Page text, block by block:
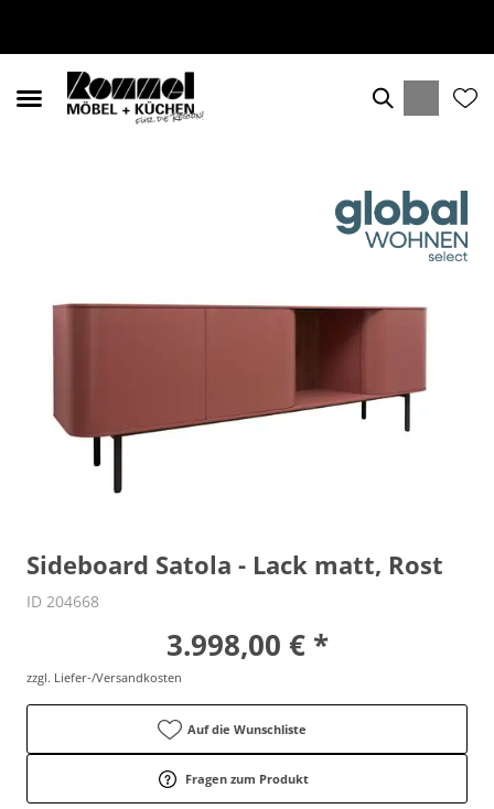
Sideboard Satola - Lack matt, Rost
ID 204668
3.998,00 € *
zzgl. Liefer-/Versandkosten
Auf die Wunschliste
Fragen zum Produkt